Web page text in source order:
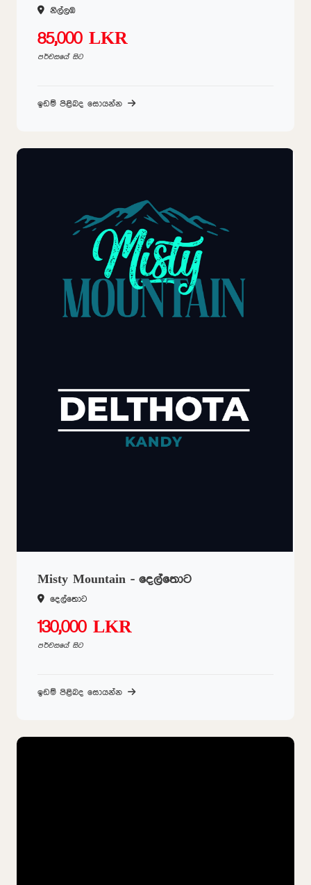
නිල්ලඹ
85,000 LKR
පර්චසයේ සිට
ඉඩම් පිළිබද සොයන්න
Misty Mountain - දෙල්තොට
දෙල්තොට
130,000 LKR
පර්චසයේ සිට
ඉඩම් පිළිබද සොයන්න